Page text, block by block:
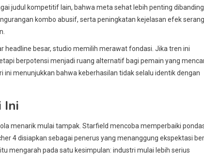
judul kompetitif lain, bahwa meta sehat lebih penting dibanding
kombo abusif, serta peningkatan kejelasan efek
headline besar, studio memilih merawat fondasi. Jika tren ini
berpotensi menjadi ruang alternatif bagi pemain yang
menunjukkan bahwa keberhasilan tidak selalu identik dengan
Ini
menarik mulai tampak. Starfield mencoba memperbaiki
4 disiapkan sebagai penerus yang menanggung ekspektasi
mengarah pada satu kesimpulan: industri mulai lebih serius